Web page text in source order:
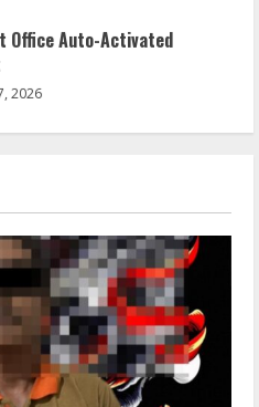
Office Auto-Activated
2026
Acme 2026 Pre-DVDRip
2026